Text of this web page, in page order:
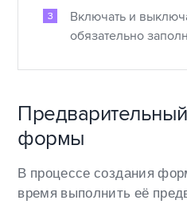
Включать и
обязательно
формы
В процессе создания
время выполнить её